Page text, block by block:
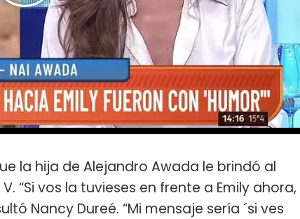
la hija de Alejandro Awada le brindó al
“Si vos la tuvieses en frente a Emily ahora,
Nancy Dureé. “Mi mensaje sería ´si ves